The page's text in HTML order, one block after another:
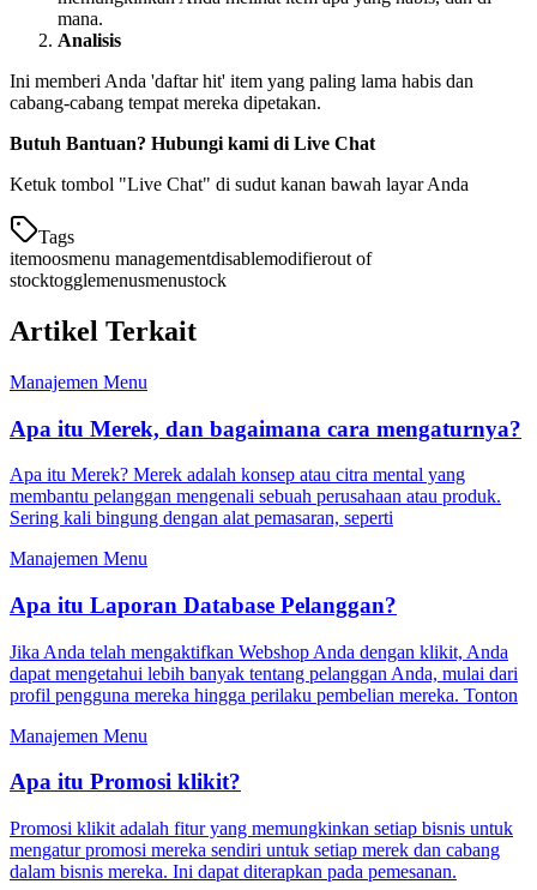
mana.
Analisis
Ini memberi Anda 'daftar hit' item yang paling lama habis dan
cabang-cabang tempat mereka dipetakan.
Butuh Bantuan? Hubungi kami di Live Chat
Ketuk tombol "Live Chat" di sudut kanan bawah layar Anda
Tags
itemoosmenu managementdisablemodifierout of
stocktogglemenusmenustock
Artikel Terkait
Manajemen Menu
Apa itu Merek, dan bagaimana cara mengaturnya?
Apa itu Merek? Merek adalah konsep atau citra mental yang
membantu pelanggan mengenali sebuah perusahaan atau produk.
Sering kali bingung dengan alat pemasaran, seperti
Manajemen Menu
Apa itu Laporan Database Pelanggan?
Jika Anda telah mengaktifkan Webshop Anda dengan klikit, Anda
dapat mengetahui lebih banyak tentang pelanggan Anda, mulai dari
profil pengguna mereka hingga perilaku pembelian mereka. Tonton
Manajemen Menu
Apa itu Promosi klikit?
Promosi klikit adalah fitur yang memungkinkan setiap bisnis untuk
mengatur promosi mereka sendiri untuk setiap merek dan cabang
dalam bisnis mereka. Ini dapat diterapkan pada pemesanan.